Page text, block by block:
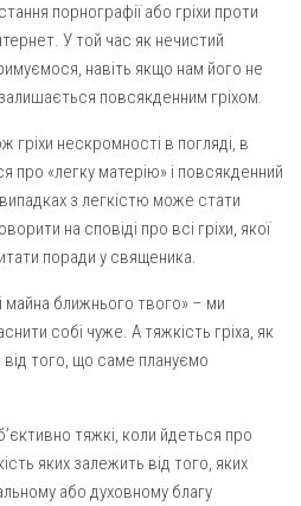
порнографії або гріхи проти
У той час як нечистий
навіть якщо нам його не
повсякденним гріхом.
гріхи нескромності в погляді, в
про «легку матерію» і повсякденний
з легкістю може стати
на сповіді про всі гріхи, якої
поради у священика.
ближнього твого» – ми
собі чуже. А тяжкість гріха, як
того, що саме плануємо
тяжкі, коли йдеться про
яких залежить від того, яких
або духовному благу